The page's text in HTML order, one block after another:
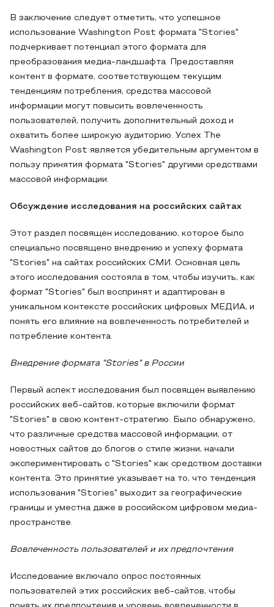
В заключение следует отметить, что успешное
использование Washington Post формата "Stories"
подчеркивает потенциал этого формата для
преобразования медиа-ландшафта. Предоставляя
контент в формате, соответствующем текущим
тенденциям потребления, средства массовой
информации могут повысить вовлеченность
пользователей, получить дополнительный доход и
охватить более широкую аудиторию. Успех The
Washington Post является убедительным аргументом в
пользу принятия формата "Stories" другими средствами
массовой информации.
Обсуждение исследования на российских сайтах
Этот раздел посвящен исследованию, которое было
специально посвящено внедрению и успеху формата
"Stories" на сайтах российских СМИ. Основная цель
этого исследования состояла в том, чтобы изучить, как
формат "Stories" был воспринят и адаптирован в
уникальном контексте российских цифровых МЕДИА, и
понять его влияние на вовлеченность потребителей и
потребление контента.
Внедрение формата "Stories" в России
Первый аспект исследования был посвящен выявлению
российских веб-сайтов, которые включили формат
"Stories" в свою контент-стратегию. Было обнаружено,
что различные средства массовой информации, от
новостных сайтов до блогов о стиле жизни, начали
экспериментировать с "Stories" как средством доставки
контента. Это принятие указывает на то, что тенденция
использования "Stories" выходит за географические
границы и уместна даже в российском цифровом медиа-
пространстве.
Вовлеченность пользователей и их предпочтения
Исследование включало опрос постоянных
пользователей этих российских веб-сайтов, чтобы